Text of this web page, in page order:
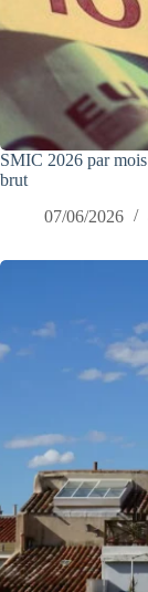
SMIC 2026 par
brut
07/06/2026